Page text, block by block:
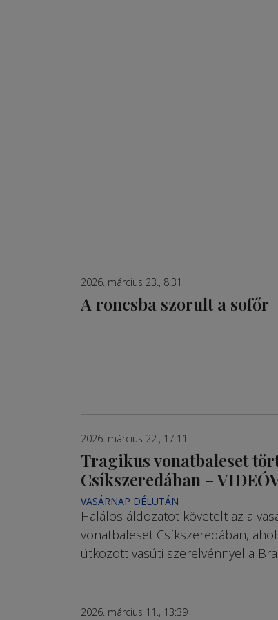
2026. március 23., 8:31
A roncsba szorult a sofőr
2026. március 22., 17:11
Tragikus vonatbaleset
Csíkszeredában –
VASÁRNAP DÉLUTÁN
Halálos áldozatot követelt az a
vonatbaleset Csíkszeredában,
ütközött vasúti szerelvénnyel a
2026. március 11., 13:39